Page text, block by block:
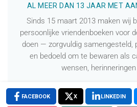
FACEBOOK X LINKEDIN
AL MEER DAN 13 JAAR MET
Sinds 15 maart 2013 maken wij
persoonlijke vriendenboeken voor
doen — zorgvuldig samengesteld,
en bedoeld om te bewaren als
wensen, herinneringen